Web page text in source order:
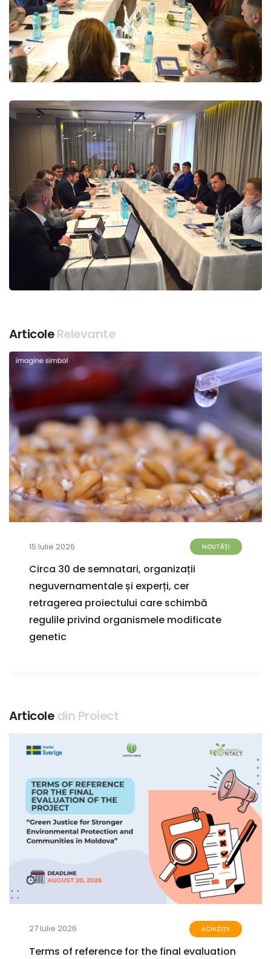
ArticoleRelevante
15 Iulie 2026 NOUTĂȚI
Circa 30 de semnatari, organizații
neguvernamentale și experți, cer
retragerea proiectului care schimbă
regulile privind organismele modificate
genetic
Articoledin Proiect
27 Iulie 2026 ACHIZIȚII
Terms of reference for the final evaluation